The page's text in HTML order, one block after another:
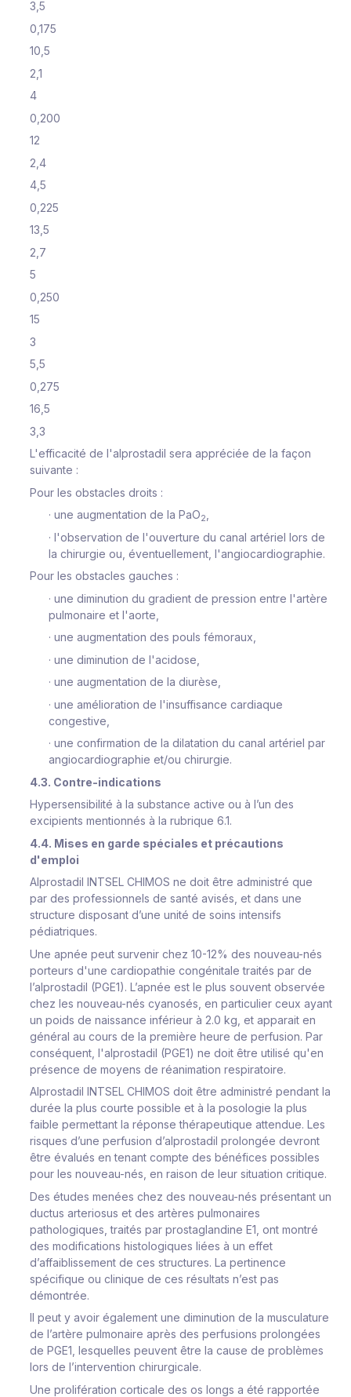
3,5
0,175
10,5
2,1
4
0,200
12
2,4
4,5
0,225
13,5
2,7
5
0,250
15
3
5,5
0,275
16,5
3,3
L'efficacité de l'alprostadil sera appréciée de la façon
suivante :
Pour les obstacles droits :
· une augmentation de la PaO2
· l'observation de l'ouverture du canal artériel lors de
la chirurgie ou, éventuellement, l'angiocardiographie.
Pour les obstacles gauches :
· une diminution du gradient de pression entre l'artère
pulmonaire et l'aorte,
· une augmentation des pouls fémoraux,
· une diminution de l'acidose,
· une augmentation de la diurèse,
· une amélioration de l'insuffisance cardiaque
congestive,
· une confirmation de la dilatation du canal artériel par
angiocardiographie et/ou chirurgie.
4.3. Contre-indications
Hypersensibilité à la substance active ou à l’un des
excipients mentionnés à la rubrique 6.1.
4.4. Mises en garde spéciales et précautions
d'emploi
Alprostadil INTSEL CHIMOS ne doit être administré que
par des professionnels de santé avisés, et dans une
structure disposant d’une unité de soins intensifs
pédiatriques.
Une apnée peut survenir chez 10-12% des nouveau-nés
porteurs d'une cardiopathie congénitale traités par de
l’alprostadil (PGE1). L’apnée est le plus souvent observée
chez les nouveau-nés cyanosés, en particulier ceux ayant
un poids de naissance inférieur à 2.0 kg, et apparait en
général au cours de la première heure de perfusion. Par
conséquent, l'alprostadil (PGE1) ne doit être utilisé qu'en
présence de moyens de réanimation respiratoire.
Alprostadil INTSEL CHIMOS doit être administré pendant la
durée la plus courte possible et à la posologie la plus
faible permettant la réponse thérapeutique attendue. Les
risques d’une perfusion d’alprostadil prolongée devront
être évalués en tenant compte des bénéfices possibles
pour les nouveau-nés, en raison de leur situation critique.
Des études menées chez des nouveau-nés présentant un
ductus arteriosus et des artères pulmonaires
pathologiques, traités par prostaglandine E1, ont montré
des modifications histologiques liées à un effet
d’affaiblissement de ces structures. La pertinence
spécifique ou clinique de ces résultats n’est pas
démontrée.
Il peut y avoir également une diminution de la musculature
de l’artère pulmonaire après des perfusions prolongées
de PGE1, lesquelles peuvent être la cause de problèmes
lors de l’intervention chirurgicale.
Une prolifération corticale des os longs a été rapportée